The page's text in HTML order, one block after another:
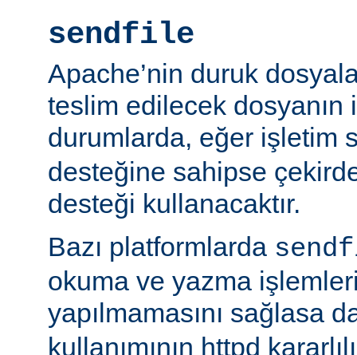
sendfile
Apache’nin duruk
teslim edilecek dosyanın
durumlarda, eğer işletim
desteğine sahipse
desteği kullanacaktır.
Bazı platformlarda
okuma ve yazma
yapılmamasını sağlasa
kullanımının httpd